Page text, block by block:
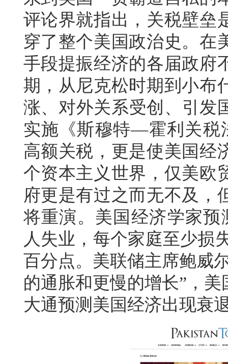
评论界就指出，关税壁垒
穿了整个美国政治史。在
手段提振经济的各届政府
期，从尼克松时期到小布
涨、对外关系受创、引发
实施《斯穆特—霍利关税
高额关税，更是使美国经
个资本主义世界，仅美欧
府更是有过之而无不及，
将重演。美国经济学家预
人失业，每个家庭至少损
百分点。美联储主席鲍威
的通胀和更慢的增长”，
大通预测美国经济出现衰